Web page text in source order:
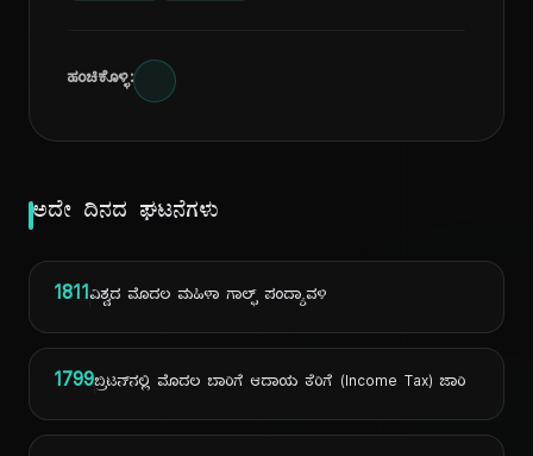
ಹಂಚಿಕೊಳ್ಳಿ:
ಅದೇ ದಿನದ ಘಟನೆಗಳು
1811ವಿಶ್ವದ ಮೊದಲ ಮಹಿಳಾ ಗಾಲ್ಫ್ ಪಂದ್ಯಾವಳಿ
1799ಬ್ರಿಟನ್‌ನಲ್ಲಿ ಮೊದಲ ಬಾರಿಗೆ ಆದಾಯ ತೆರಿಗೆ (Income Tax) ಜಾರಿ